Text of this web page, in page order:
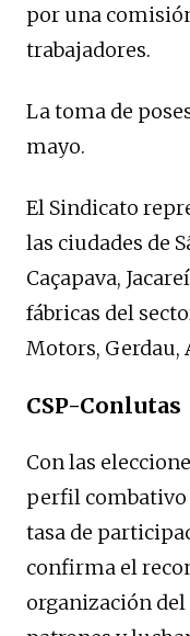
por una
trabajadores.
La toma de
mayo.
El Sindicato
las ciudades de
Caçapava,
fábricas del
Motors, Gerdau,
CSP-Conlutas
Con las
perfil combativo
tasa de
confirma el
organización